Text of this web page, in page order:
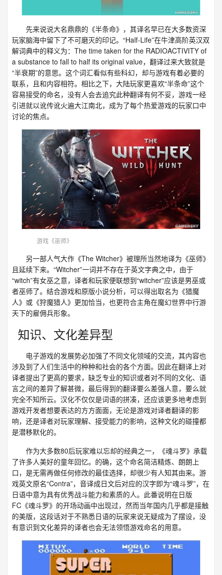
先来说说大名鼎鼎的《半条命》，其译名早已在大多数资深
玩家脑海中留下了不可磨灭的印记。“Half-Life”在牛津高阶英汉双
解词典中的释义为：The time taken for the RADIOACTIVITY of
a substance to fall to half its original value，翻译过来大致就是
“半衰期”的意思。这个词汇看似有些科幻，却与游戏有着必要的
联系，且和内容相符。相比之下，大陆玩家更喜欢“半条命”这个
容易接受的命名，没有人会去追究此种翻译有何不妥，游戏一经
引进就以讹传讹火遍大江南北，成为了每个热爱游戏的玩家口中
讨论的焦点。
游戏《巫师》
另一部人气大作《The Witcher》被理所当然地译为《巫师》
且延续下来。“Witcher”一词并不存在于英文字典之中，由于
“witch”有女巫之意，译者和玩家便联想到“witcher”应该是男巫或
者巫师了。结合游戏和原版小说分析，可以得出取名为《猎魔
人》或《狩魔猎人》更加恰当，也更符合主角在魔幻世界中行游
天下的雇佣兵形象。
知识、文化差异型
电子游戏的发展势必加强了不同文化领域的交流，其内容也
涉及到了人们生活中的种种和社会的各个方面。因此在翻译上对
译者提出了更高的要求，缺乏专业的知识或者对不同的文化、语
言之间的差异了解甚微，最后得到的翻译要么差强人意，要么就
完全不知所云。汉化不仅仅是词语的拼凑，还应该更多地考虑到
游戏开发者想要表达的方方面面，无论是游戏对译者翻译的影
响，还是译者对玩家理解、接受能力的影响，这种文化的碰撞都
是潜移默化的。
作为大多数80后玩家难以忘却的经典之一，《魂斗罗》承载
了许多人美好的童年回忆。的确，这个命名简洁精炼、朗朗上
口，是无需再做任何修改的最佳选择，却很少有人知其由来。游
戏英文原名“Contra”，音译成日文后对应的汉字即为“魂斗罗”，在
日语中意为具有优秀战斗能力和素质的人。此番说明在日版
FC《魂斗罗》的开场动画中出现过，然而当年国内几乎都是接触
的美版，这段话对于不熟悉日语的玩家来说无疑成为了摆设，没
有意识到文化差异的译者也会无法领悟游戏命名的用意。